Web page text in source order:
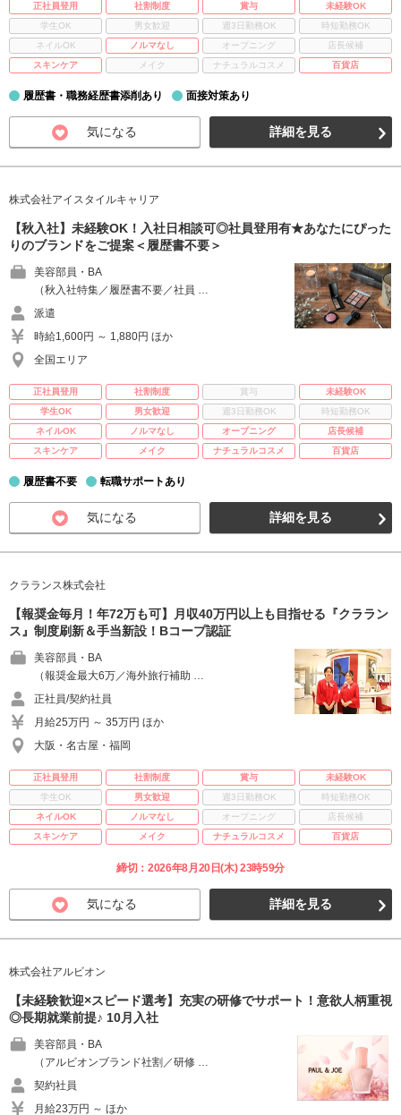
正社員登用 社割制度 賞与
未経験OK
学生OK
男女歓迎 週3日勤務OK
時短勤務OK
ネイルOK
ノルマなし オープニング
店長候補
スキンケア
メイク ナチュラルコスメ 百貨店
履歴書・職務経歴書添削あり 面接対策あり
気になる 詳細を見る
株式会社アイスタイルキャリア
【秋入社】未経験OK！入社日相談可◎社員登用有★あなたにぴった
りのブランドをご提案＜履歴書不要＞
美容部員・BA
（秋入社特集／履歴書不要／社員 …
派遣
時給1,600円 ～ 1,880円 ほか
全国エリア
正社員登用 社割制度 賞与
未経験OK
学生OK
男女歓迎 週3日勤務OK
時短勤務OK
ネイルOK
ノルマなし オープニング
店長候補
スキンケア
メイク ナチュラルコスメ 百貨店
履歴書不要 転職サポートあり
気になる 詳細を見る
クラランス株式会社
【報奨金毎月！年72万も可】月収40万円以上も目指せる『クララン
ス』制度刷新＆手当新設！Bコープ認証
美容部員・BA
（報奨金最大6万／海外旅行補助 …
正社員/契約社員
月給25万円 ～ 35万円 ほか
大阪・名古屋・福岡
正社員登用 社割制度 賞与
未経験OK
学生OK
男女歓迎 週3日勤務OK
時短勤務OK
ネイルOK
ノルマなし オープニング
店長候補
スキンケア
メイク ナチュラルコスメ 百貨店
締切：2026年8月20日(木) 23時59分
気になる 詳細を見る
株式会社アルビオン
【未経験歓迎×スピード選考】充実の研修でサポート！意欲人柄重視
◎長期就業前提♪ 10月入社
美容部員・BA
（アルビオンブランド社割／研修 …
契約社員
月給23万円 ～ ほか